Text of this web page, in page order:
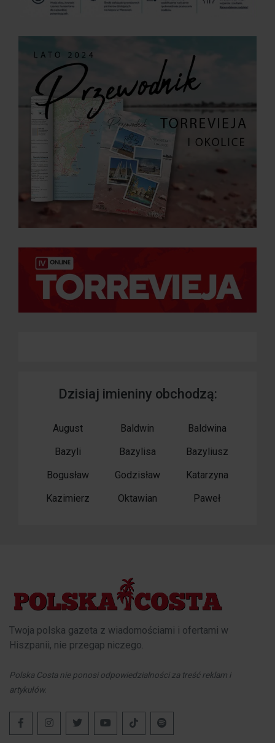
Dzisiaj imieniny obchodzą:
August Baldwin
Baldwina
Bazyli
Bazylisa
Bazyliusz
Bogusław
Godzisław
Katarzyna
Kazimierz
Oktawian Paweł
Twoja polska gazeta z wiadomościami i ofertami w
Hiszpanii, nie przegap niczego.
Polska Costa nie ponosi odpowiedzialności za treść reklam i
artykułów.